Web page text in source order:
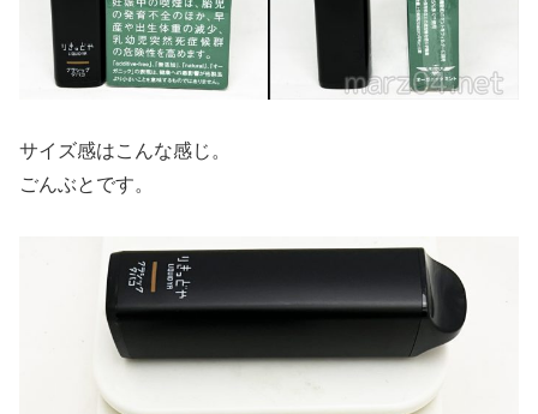
サイズ感はこんな感じ。
ごんぶとです。